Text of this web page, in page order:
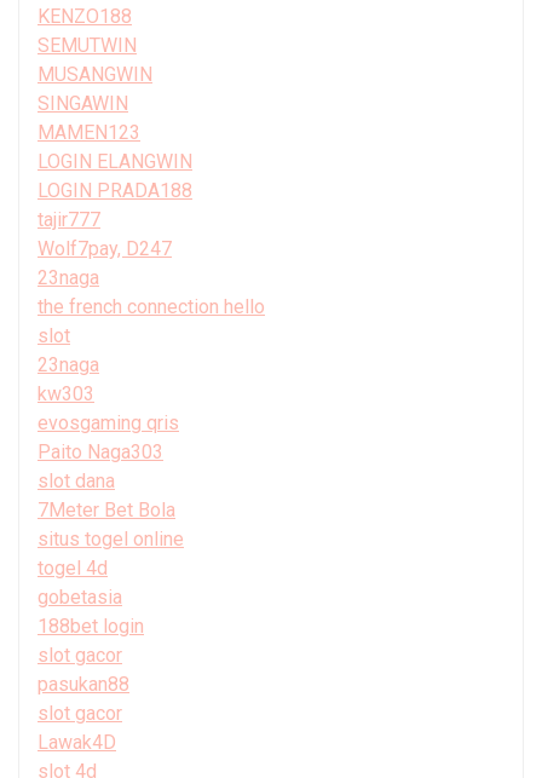
KENZO188
SEMUTWIN
MUSANGWIN
SINGAWIN
MAMEN123
LOGIN ELANGWIN
LOGIN PRADA188
tajir777
Wolf7pay, D247
23naga
the french connection hello
slot
23naga
kw303
evosgaming qris
Paito Naga303
slot dana
7Meter Bet Bola
situs togel online
togel 4d
gobetasia
188bet login
slot gacor
pasukan88
slot gacor
Lawak4D
slot 4d